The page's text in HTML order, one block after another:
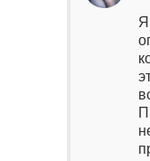
Я